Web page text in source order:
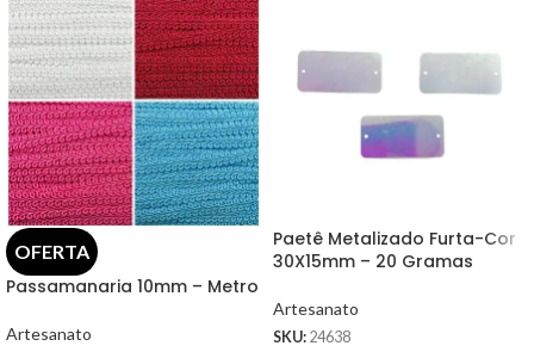
OFERTA
Passamanaria 10mm – Metro
Artesanato
Paetê Metalizado Furta-Cor
30X15mm – 20 Gramas
Artesanato
SKU: 24638